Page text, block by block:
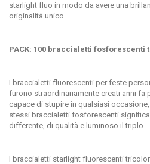
starlight fluo in modo da avere una
originalità unico.
PACK: 100 braccialetti
I braccialetti fluorescenti per feste
furono straordinariamente creati anni fa
capace di stupire in qualsiasi
stessi braccialetti fosforescenti
differente, di qualità e luminoso il triplo.
I braccialetti starlight fluorescenti